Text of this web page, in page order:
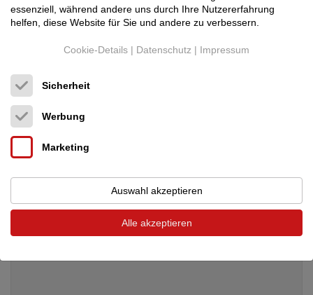
AVMAS 2.3 silber High-End All in One Pla...
essenziell, während andere uns durch Ihre Nutzererfahrung
helfen, diese Website für Sie und andere zu verbessern.
Cookie-Details | Datenschutz | Impressum
Sicherheit
Werbung
Marketing
Auswahl akzeptieren
Alle akzeptieren